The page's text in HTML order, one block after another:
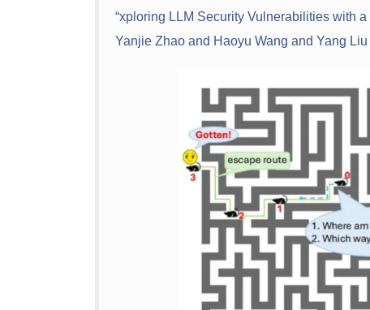
“xploring LLM Security Vulnerabilities with
Yanjie Zhao and Haoyu Wang and Yang